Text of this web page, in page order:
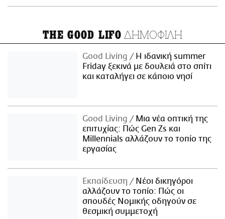
THE GOOD LIFO ΔΗΜΟΦΙΛΗ
Good Living
Η ιδανική summer
Friday ξεκινά με δουλειά στο σπίτι
και καταλήγει σε κάποιο νησί
Good Living
Μια νέα οπτική της
επιτυχίας: Πώς Gen Zs και
Millennials αλλάζουν το τοπίο της
εργασίας
Εκπαίδευση
Νέοι δικηγόροι
αλλάζουν το τοπίο: Πώς οι
σπουδές Νομικής οδηγούν σε
θεσμική συμμετοχή